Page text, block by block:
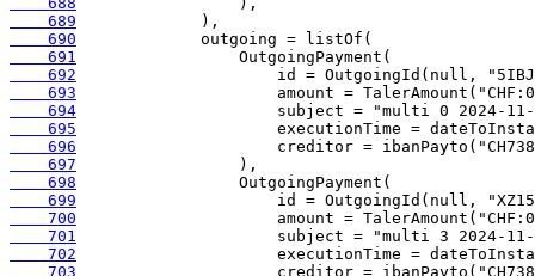
    689
    690
    691
    692
    693
    694
    695
    696
    697
    698
    699
    700
    701
    702
    703